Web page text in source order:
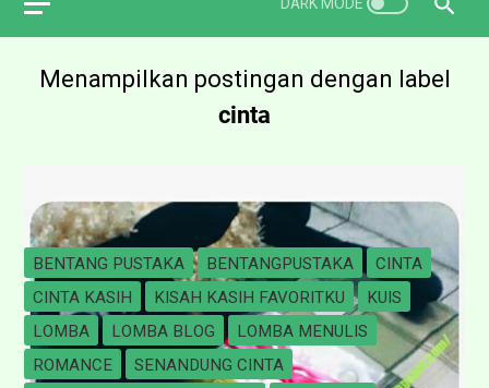
Menampilkan postingan dengan label
cinta
BENTANG PUSTAKA BENTANGPUSTAKA
CINTA
CINTA KASIH
KISAH KASIH FAVORITKU
KUIS
LOMBA
LOMBA BLOG
LOMBA MENULIS
ROMANCE
SENANDUNG CINTA